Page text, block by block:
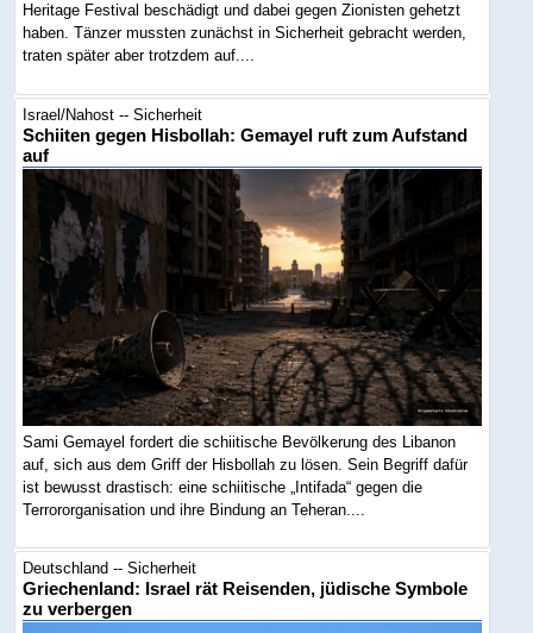
Heritage Festival beschädigt und dabei gegen Zionisten gehetzt
haben. Tänzer mussten zunächst in Sicherheit gebracht werden,
traten später aber trotzdem auf....
Israel/Nahost -- Sicherheit
Schiiten gegen Hisbollah: Gemayel ruft zum Aufstand
auf
Sami Gemayel fordert die schiitische Bevölkerung des Libanon
auf, sich aus dem Griff der Hisbollah zu lösen. Sein Begriff dafür
ist bewusst drastisch: eine schiitische „Intifada“ gegen die
Terrororganisation und ihre Bindung an Teheran....
Deutschland -- Sicherheit
Griechenland: Israel rät Reisenden, jüdische Symbole
zu verbergen